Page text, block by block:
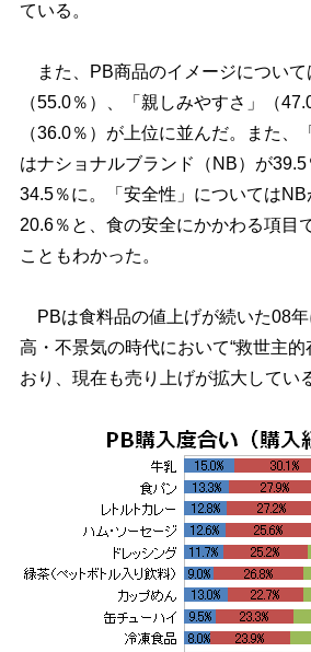
ている。
また、PB商品のイメージについて
（55.0％）、「親しみやすさ」（
（36.0％）が上位に並んだ。また、
はナショナルブランド（NB）が
34.5％に。「安全性」については
20.6％と、食の安全にかかわる項目
こともわかった。
PBは食料品の値上げが続いた08
高・不景気の時代において“救世主的
おり、現在も売り上げが拡大してい